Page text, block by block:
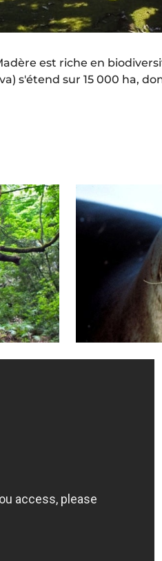
est riche en
s'étend sur 15 000 ha,